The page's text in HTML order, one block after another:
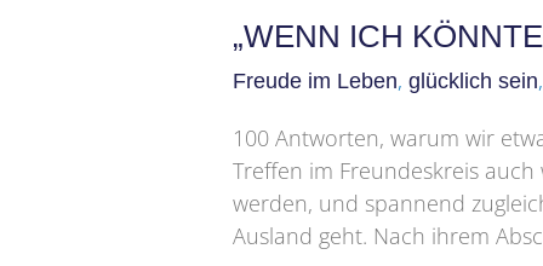
„WENN ICH
Freude im Leben,glücklich sein,
100 Antworten, warum wir
Treffen im Freundeskreis
werden, und spannend
Ausland geht. Nach ihrem